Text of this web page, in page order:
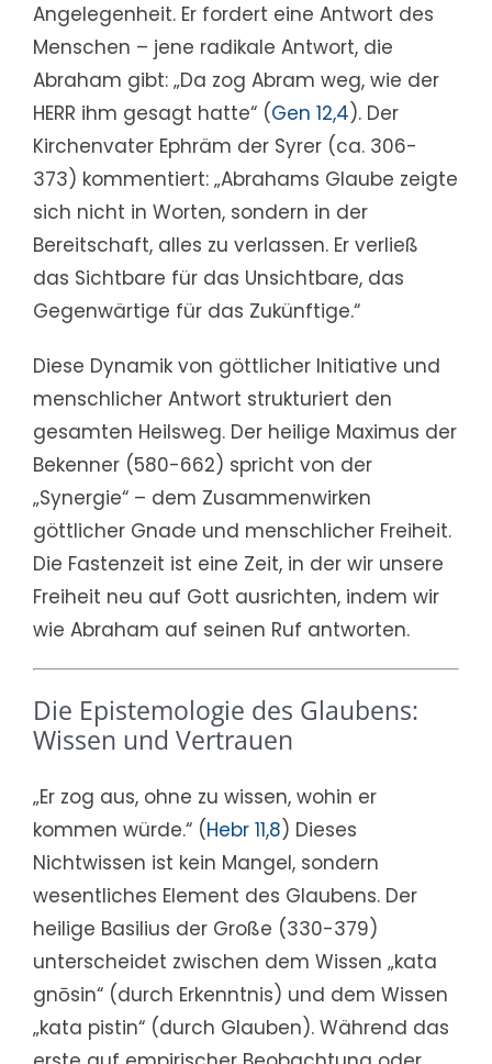
Angelegenheit. Er fordert eine Antwort des
Menschen – jene radikale Antwort, die
Abraham gibt: „Da zog Abram weg, wie der
HERR ihm gesagt hatte“ (Gen 12,4). Der
Kirchenvater Ephräm der Syrer (ca. 306-
373) kommentiert: „Abrahams Glaube zeigte
sich nicht in Worten, sondern in der
Bereitschaft, alles zu verlassen. Er verließ
das Sichtbare für das Unsichtbare, das
Gegenwärtige für das Zukünftige.“
Diese Dynamik von göttlicher Initiative und
menschlicher Antwort strukturiert den
gesamten Heilsweg. Der heilige Maximus der
Bekenner (580-662) spricht von der
„Synergie“ – dem Zusammenwirken
göttlicher Gnade und menschlicher Freiheit.
Die Fastenzeit ist eine Zeit, in der wir unsere
Freiheit neu auf Gott ausrichten, indem wir
wie Abraham auf seinen Ruf antworten.
Die Epistemologie des Glaubens:
Wissen und Vertrauen
„Er zog aus, ohne zu wissen, wohin er
kommen würde.“ (Hebr 11,8) Dieses
Nichtwissen ist kein Mangel, sondern
wesentliches Element des Glaubens. Der
heilige Basilius der Große (330-379)
unterscheidet zwischen dem Wissen „kata
gnōsin“ (durch Erkenntnis) und dem Wissen
„kata pistin“ (durch Glauben). Während das